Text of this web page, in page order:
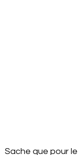
Sache que pour le